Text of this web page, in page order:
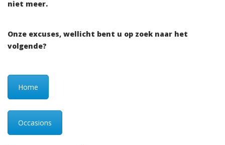
niet meer.
Onze excuses, wellicht bent u op zoek naar het
volgende?
Home
Occasions